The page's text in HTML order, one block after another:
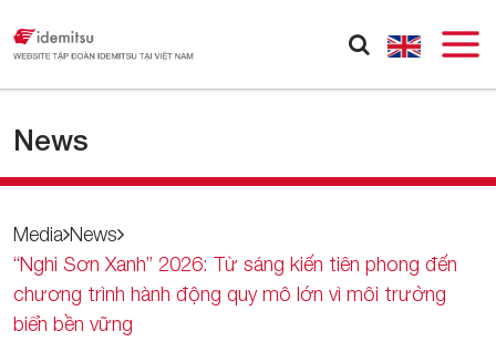
News
Media News
“Nghi Sơn Xanh” 2026: Từ sáng kiến tiên phong đến
chương trình hành động quy mô lớn vì môi trường
biển bền vững